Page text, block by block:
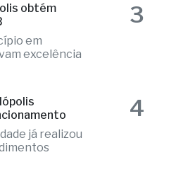
obtém
em
excelência
3
já realizou
4